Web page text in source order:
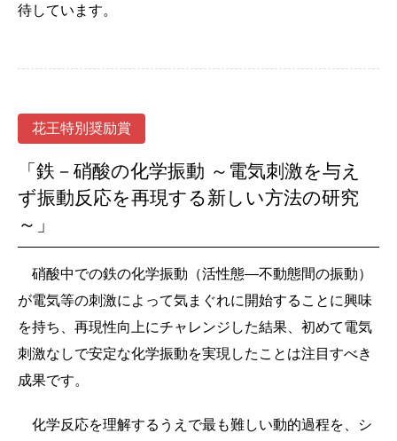
待しています。
花王特別奨励賞
「鉄－硝酸の化学振動 ～電気刺激を与え
ず振動反応を再現する新しい方法の研究
～」
硝酸中での鉄の化学振動（活性態―不動態間の振動）
が電気等の刺激によって気まぐれに開始することに興味
を持ち、再現性向上にチャレンジした結果、初めて電気
刺激なしで安定な化学振動を実現したことは注目すべき
成果です。
化学反応を理解するうえで最も難しい動的過程を、シ